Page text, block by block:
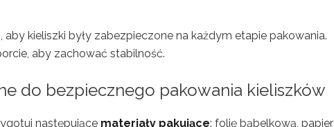
kieliszki były zabezpieczone na każdym etapie pakowania.
aby zachować stabilność.
do bezpiecznego pakowania kieliszków
następujące materiały pakujące: folię bąbelkową, papier